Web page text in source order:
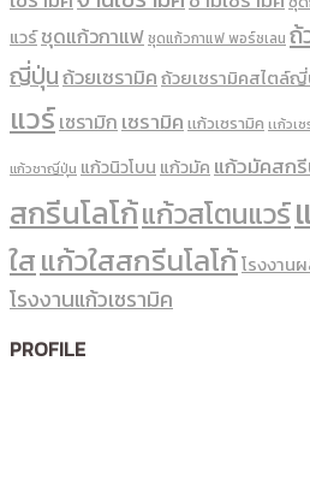
แวร์ชุดแก้วกาแฟชุดแก้วกาแฟ พอร์ซเลน ถ้
ญี่ปุ่นถ้วยเซรามิคถ้วยเซรามิคสไตล์
แวร์เซรามิก เซรามิค เเก้วเซรามิค เเก้วเ
แก้วชาญี่ปุ่น แก้วนิวโบน แก้วมัค แก้วมัคสกรี
สกรีนโลโก้แก้วสโตนแวร์
ใสแก้วใสสกรีนโลโก้โรงงาน
โรงงานแก้วเซรามิค
PROFILE